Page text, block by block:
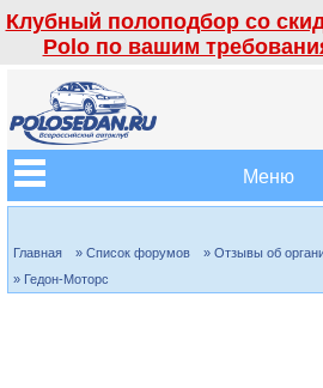
Клубный полоподбор со
Polo по вашим
Меню
Главная » Список форумов » Отзывы об
» Гедон-Моторс